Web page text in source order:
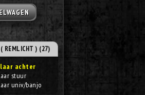
REMLICHT ) (27)
achter
stuur
univ/banjo